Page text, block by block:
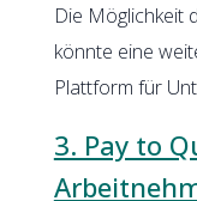
Die Möglichkeit
könnte eine
Plattform für
3. Pay to